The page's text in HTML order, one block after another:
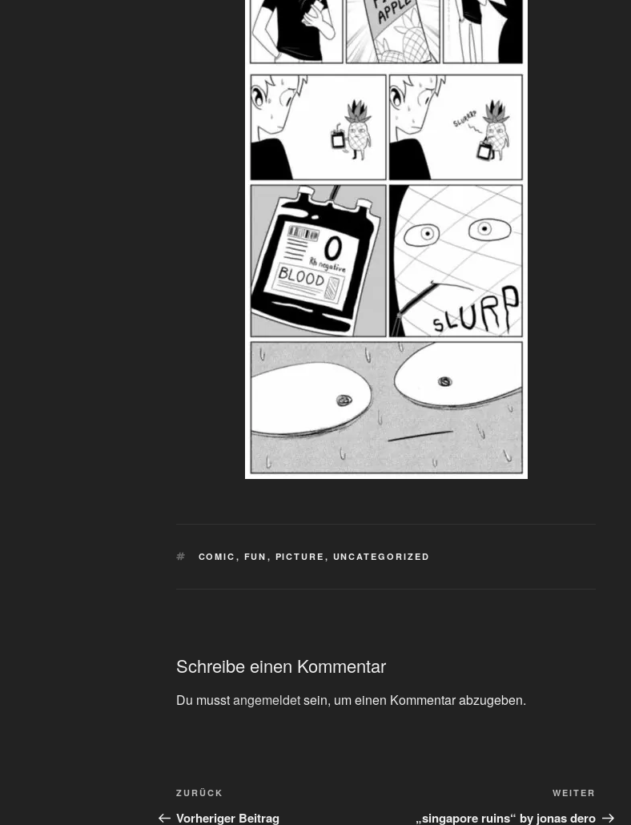
SCHLAGWÖRTER
COMIC , FUN , PICTURE , UNCATEGORIZED
Schreibe einen Kommentar
Du musstangemeldetsein, um einen Kommentar abzugeben.
Beitragsnavigation
Vorheriger
Beitrag
ZURÜCK
Vorheriger Beitrag
Beitrag
WEITER
„singapore ruins“ by jonas dero